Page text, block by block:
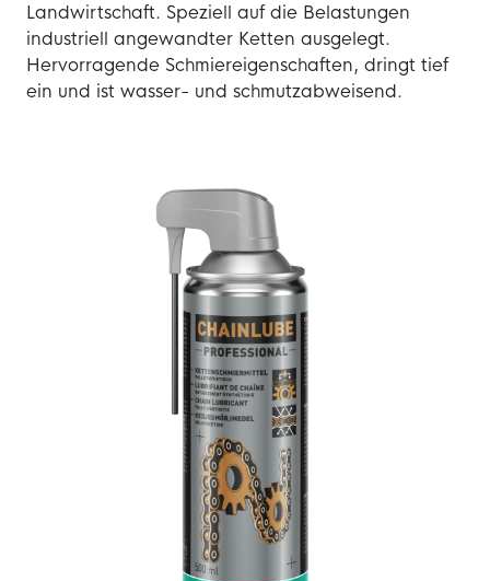
Landwirtschaft. Speziell auf die Belastungen
industriell angewandter Ketten ausgelegt.
Hervorragende Schmiereigenschaften, dringt tief
ein und ist wasser- und schmutzabweisend.